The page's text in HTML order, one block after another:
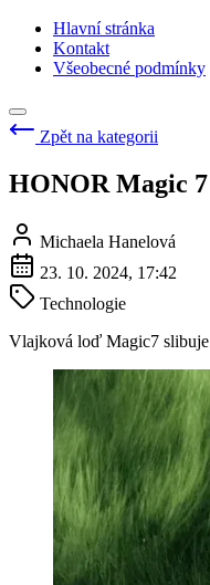
Hlavní stránka
Kontakt
Všeobecné podmínky
Zpět na kategorii
HONOR Magic
Michaela Hanelová
23. 10. 2024, 17:42
Technologie
Vlajková loď Magic7 slibuje